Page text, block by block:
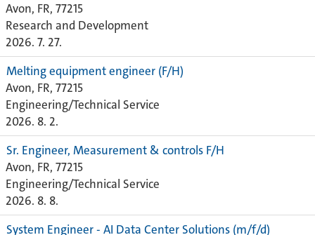
Avon, FR, 77215
Research and Development
2026. 7. 27.
Melting equipment engineer (F/H)
Avon, FR, 77215
Engineering/Technical Service
2026. 8. 2.
Sr. Engineer, Measurement & controls F/H
Avon, FR, 77215
Engineering/Technical Service
2026. 8. 8.
System Engineer - AI Data Center Solutions (m/f/d)